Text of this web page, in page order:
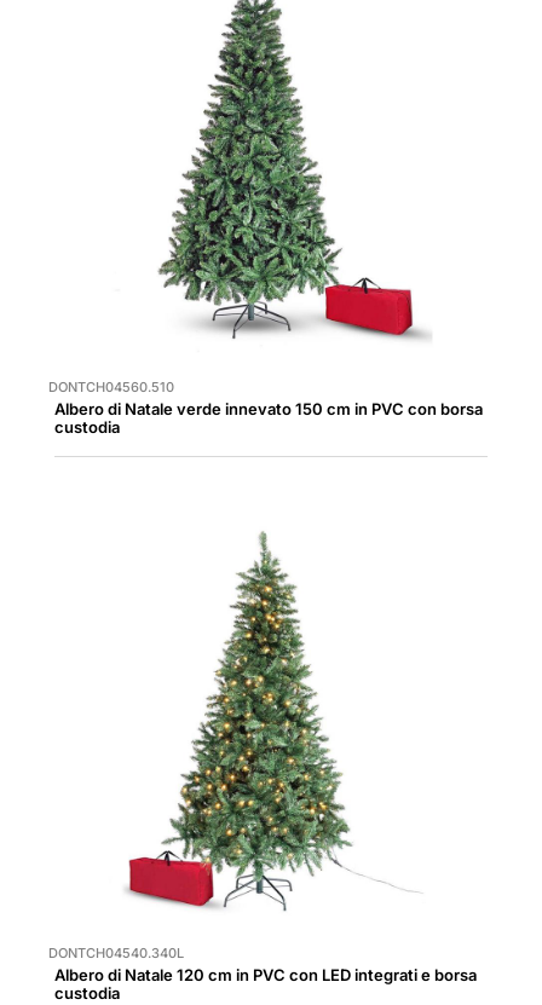
DONTCH04560.510
Albero di Natale verde innevato 150 cm in PVC con borsa
custodia
DONTCH04540.340L
Albero di Natale 120 cm in PVC con LED integrati e borsa
custodia